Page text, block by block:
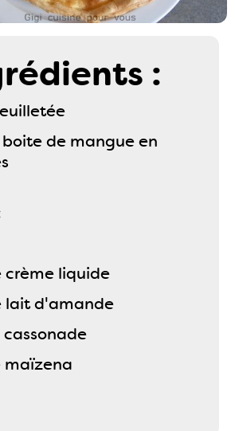
:
de mangue en
crème liquide
lait d'amande
maïzena